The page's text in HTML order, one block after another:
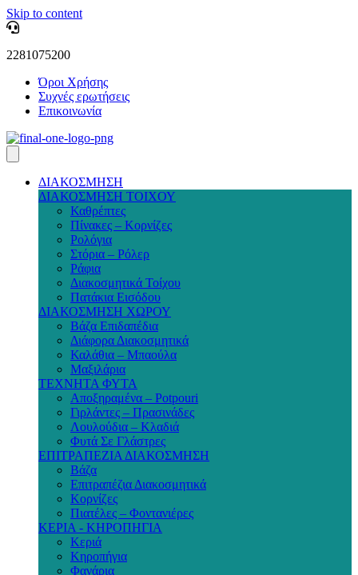
Skip to content
2281075200
Όροι Χρήσης
Συχνές ερωτήσεις
Επικοινωνία
ΔΙΑΚΟΣΜΗΣΗ
ΔΙΑΚΟΣΜΗΣΗ ΤΟΙΧΟΥ
Καθρέπτες
Πίνακες – Κορνίζες
Ρολόγια
Στόρια – Ρόλερ
Ράφια
Διακοσμητικά Τοίχου
Πατάκια Εισόδου
ΔΙΑΚΟΣΜΗΣΗ ΧΩΡΟΥ
Βάζα Επιδαπέδια
Διάφορα Διακοσμητικά
Καλάθια – Μπαούλα
Μαξιλάρια
ΤΕΧΝΗΤΑ ΦΥΤΑ
Αποξηραμένα – Potpouri
Γιρλάντες – Πρασινάδες
Λουλούδια – Κλαδιά
Φυτά Σε Γλάστρες
ΕΠΙΤΡΑΠΕΖΙΑ ΔΙΑΚΟΣΜΗΣΗ
Βάζα
Επιτραπέζια Διακοσμητικά
Κορνίζες
Πιατέλες – Φοντανιέρες
ΚΕΡΙΑ - ΚΗΡΟΠΗΓΙΑ
Κεριά
Κηροπήγια
Φανάρια